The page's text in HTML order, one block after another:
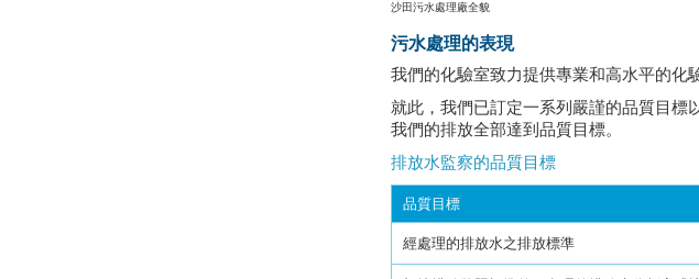
沙田污水處理廠全貌
污水處理的表現
我們的化驗室致力提供專業和高水平的化
就此，我們已訂定一系列嚴謹的品質目標
我們的排放全部達到品質目標。
排放水監察的品質目標
品質目標
經處理的排放水之排放標準